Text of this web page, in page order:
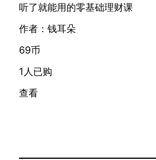
听了就能用的零基础理财课
作者：钱耳朵
69币
1人已购
查看